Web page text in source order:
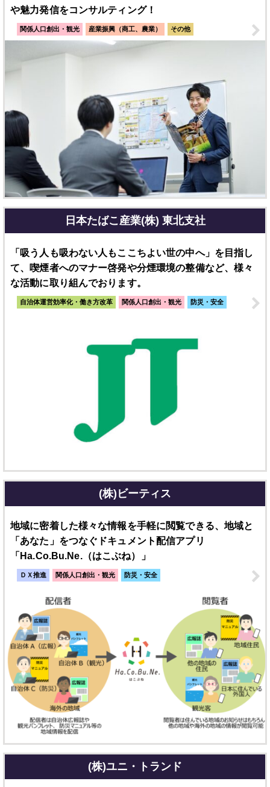
や魅力発信をコンサルティング！
関係人口創出・観光 産業振興（商工、農業） その他
日本たばこ産業(株) 東北支社
「吸う人も吸わない人もここちよい世の中へ」を目指し
て、喫煙者へのマナー啓発や分煙環境の整備など、様々
な活動に取り組んでおります。
自治体運営効率化・働き方改革 関係人口創出・観光 防災・安全
(株)ビーティス
地域に密着した様々な情報を手軽に閲覧できる、地域と
「あなた」をつなぐドキュメント配信アプリ
「Ha.Co.Bu.Ne.（はこぶね）」
ＤＸ推進 関係人口創出・観光 防災・安全
(株)ユニ・トランド